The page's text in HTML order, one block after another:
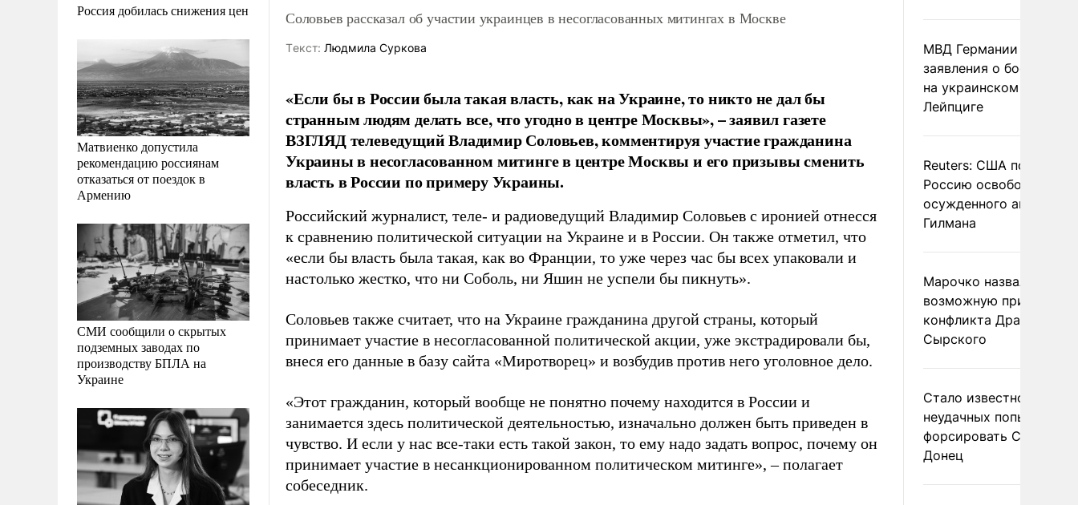
Россия добилась снижения цен
Матвиенко допустила
рекомендацию россиянам
отказаться от поездок в
Армению
СМИ сообщили о скрытых
подземных заводах по
производству БПЛА на
Украине
Соловьев рассказал об участии украинцев в несогласованных митингах в Москве
Tекст: Людмила Суркова
«Если бы в России была такая власть, как на Украине, то никто не дал бы
странным людям делать все, что угодно в центре Москвы», – заявил газете
ВЗГЛЯД телеведущий Владимир Соловьев, комментируя участие гражданина
Украины в несогласованном митинге в центре Москвы и его призывы сменить
власть в России по примеру Украины.
Российский журналист, теле- и радиоведущий Владимир Соловьев с иронией отнесся
к сравнению политической ситуации на Украине и в России. Он также отметил, что
«если бы власть была такая, как во Франции, то уже через час бы всех упаковали и
настолько жестко, что ни Соболь, ни Яшин не успели бы пикнуть».
Соловьев также считает, что на Украине гражданина другой страны, который
принимает участие в несогласованной политической акции, уже экстрадировали бы,
внеся его данные в базу сайта «Миротворец» и возбудив против него уголовное дело.
«Этот гражданин, который вообще не понятно почему находится в России и
занимается здесь политической деятельностью, изначально должен быть приведен в
чувство. И если у нас все-таки есть такой закон, то ему надо задать вопрос, почему он
принимает участие в несанкционированном политическом митинге», – полагает
собеседник.
МВД Германии отвергло
заявления о
на украинском
Лейпциге
Reuters: США
Россию освободить
осужденного
Гилмана
Марочко назвал
возможную причину
конфликта Драпатого и
Сырского
Стало известно о
неудачных попытках
форсировать
Донец